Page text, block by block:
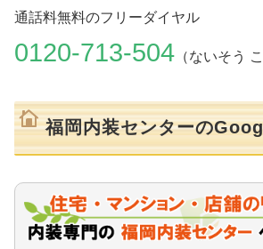
通話料無料のフリーダイヤル
0120-713-504 （ないそう
福岡内装センターの